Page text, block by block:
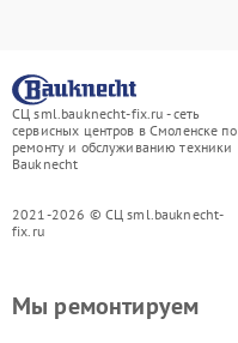
СЦ sml.bauknecht-fix.ru - сеть
сервисных центров в Смоленске по
ремонту и обслуживанию техники
Bauknecht
2021-2026 © СЦ sml.bauknecht-
fix.ru
Мы ремонтируем